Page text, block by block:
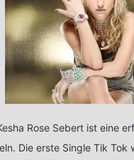
Rose Sebert ist eine
Die erste Single Tik Tok